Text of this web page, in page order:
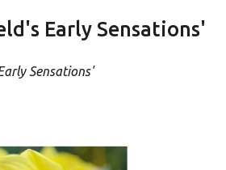
Early Sensations'
Sensations'